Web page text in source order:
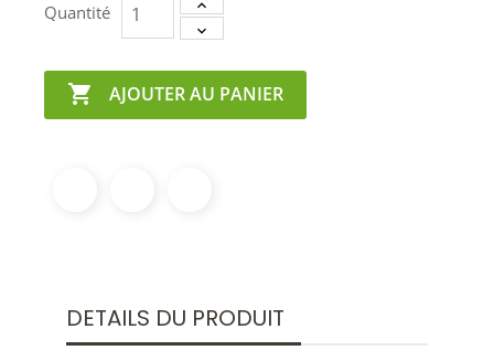
Quantité
 AJOUTER AU PANIER
DETAILS DU PRODUIT